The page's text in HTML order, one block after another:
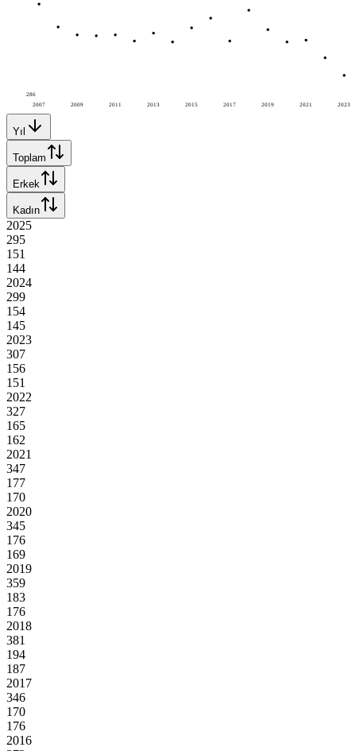
2007 2009 2011 2013 2015 2017 2019 2021 2023
286
Yıl
Toplam
Erkek
Kadın
2025
295
151
144
2024
299
154
145
2023
307
156
151
2022
327
165
162
2021
347
177
170
2020
345
176
169
2019
359
183
176
2018
381
194
187
2017
346
170
176
2016